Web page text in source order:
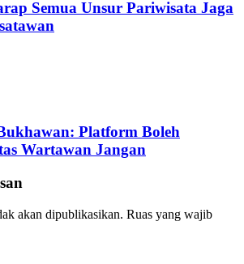
Semua Unsur Pariwisata Jaga
Platform Boleh
Wartawan Jangan
akan dipublikasikan. Ruas yang wajib